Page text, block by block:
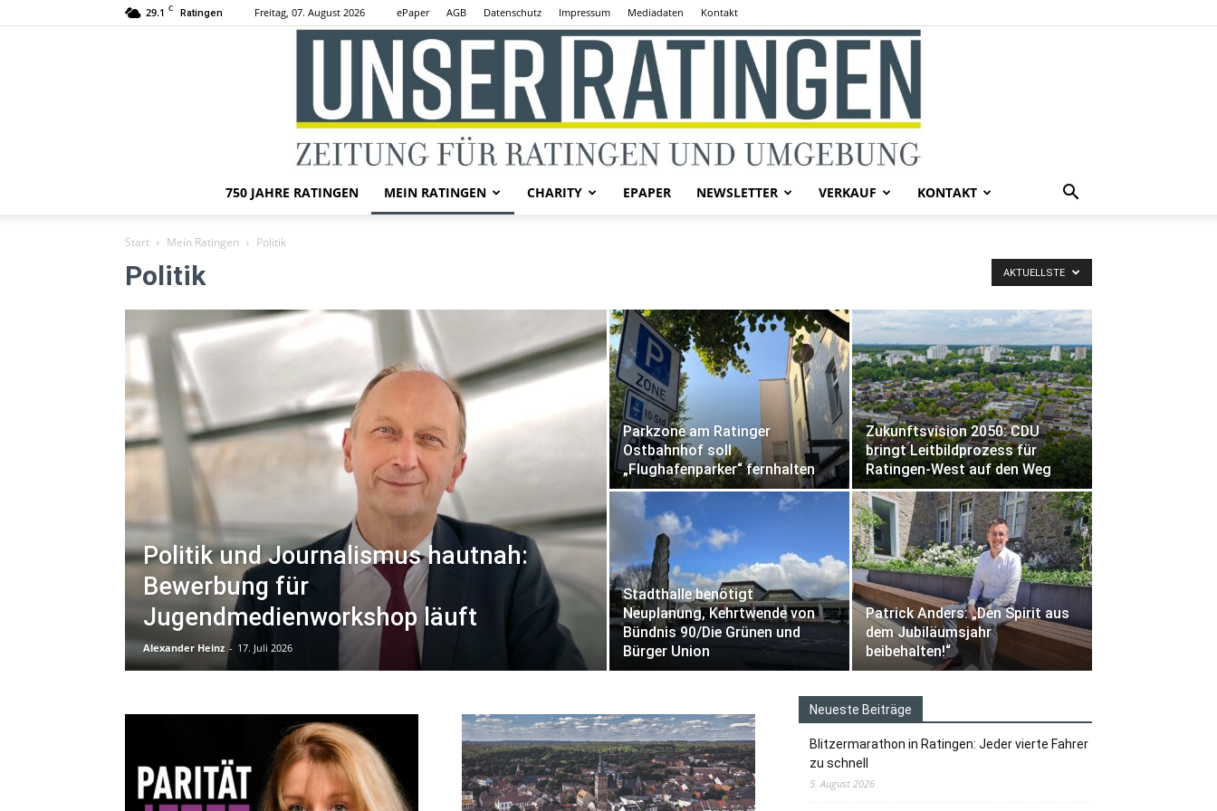
29.1 C Ratingen Freitag, 07. August 2026 ePaper AGB Datenschutz Impressum Mediadaten Kontakt
Ratingen
750 JAHRE RATINGEN MEIN RATINGEN CHARITY EPAPER NEWSLETTER VERKAUF KONTAKT
Start Mein Ratingen Politik
Politik AKTUELLSTE
Politik und Journalismus hautnah:
Bewerbung für
Jugendmedienworkshop läuft
Alexander Heinz - 17. Juli 2026
Parkzone am Ratinger
Ostbahnhof soll
„Flughafenparker“ fernhalten
Zukunftsvision 2050: CDU
bringt Leitbildprozess für
Ratingen-West auf den Weg
Stadthalle benötigt
Neuplanung, Kehrtwende von
Bündnis 90/Die Grünen und
Bürger Union
Patrick Anders: „Den Spirit aus
dem Jubiläumsjahr
beibehalten!“
Neueste Beiträge
Blitzermarathon in Ratingen: Jeder vierte Fahrer
zu schnell
5. August 2026